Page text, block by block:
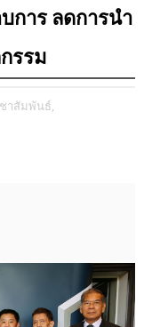
การ ลดการนำ
รรม
าสัมพันธ์,